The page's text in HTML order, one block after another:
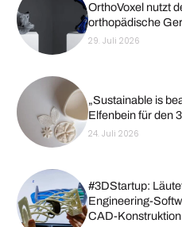
OrthoVoxel nutzt
orthopädische
29. Juli 2026
„Sustainable is
Elfenbein für den
24. Juli 2026
#3DStartup:
Engineering-
CAD-